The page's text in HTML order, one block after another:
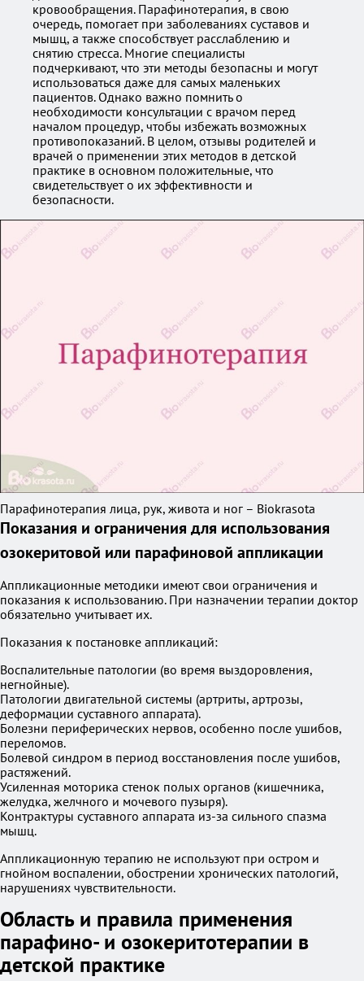
кровообращения. Парафинотерапия, в свою
очередь, помогает при заболеваниях суставов и
мышц, а также способствует расслаблению и
снятию стресса. Многие специалисты
подчеркивают, что эти методы безопасны и могут
использоваться даже для самых маленьких
пациентов. Однако важно помнить о
необходимости консультации с врачом перед
началом процедур, чтобы избежать возможных
противопоказаний. В целом, отзывы родителей и
врачей о применении этих методов в детской
практике в основном положительные, что
свидетельствует о их эффективности и
безопасности.
Парафинотерапия лица, рук, живота и ног – Biokrasota
Показания и ограничения для использования
озокеритовой или парафиновой аппликации
Аппликационные методики имеют свои ограничения и
показания к использованию. При назначении терапии доктор
обязательно учитывает их.
Показания к постановке аппликаций:
Воспалительные патологии (во время выздоровления,
негнойные).
Патологии двигательной системы (артриты, артрозы,
деформации суставного аппарата).
Болезни периферических нервов, особенно после ушибов,
переломов.
Болевой синдром в период восстановления после ушибов,
растяжений.
Усиленная моторика стенок полых органов (кишечника,
желудка, желчного и мочевого пузыря).
Контрактуры суставного аппарата из-за сильного спазма
мышц.
Аппликационную терапию не используют при остром и
гнойном воспалении, обострении хронических патологий,
нарушениях чувствительности.
Область и правила применения
парафино- и озокеритотерапии в
детской практике